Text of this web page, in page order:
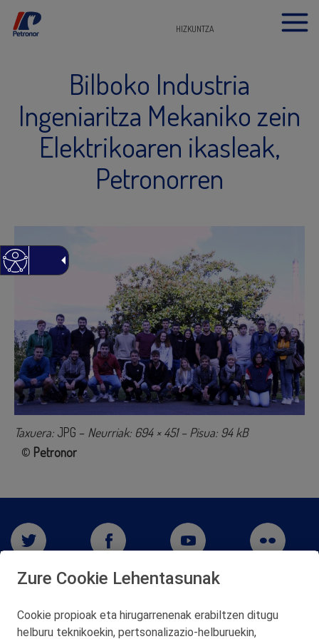
HIZKUNTZA
Bilboko Industria
Ingeniaritza Mekaniko zein
Elektrikoaren ikasleak,
Petronorren
Taxuera: JPG – Neurriak: 694 × 451 – Pisua: 94 kB
© Petronor
Zure Cookie Lehentasunak
Cookie propioak eta hirugarrenenak erabiltzen ditugu
helburu teknikoekin, pertsonalizazio‑helburuekin,